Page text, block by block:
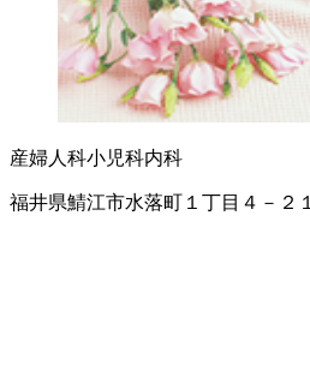
産婦人科小児科内科
福井県鯖江市水落町１丁目４－２１